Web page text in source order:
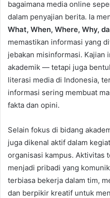
bagaimana media online
dalam penyajian berita. Ia
What, When, Where, Why,
memastikan informasi yang
jebakan misinformasi. Kajian
akademik — tetapi juga
literasi media di Indonesia,
informasi sering membuat
fakta dan opini.
Selain fokus di bidang
juga dikenal aktif dalam
organisasi kampus. Aktivitas
menjadi pribadi yang
terbiasa bekerja dalam tim,
dan berpikir kreatif untuk